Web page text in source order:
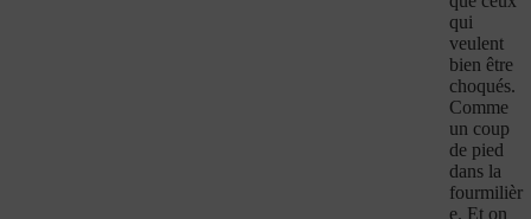
qui
veulent
bien être
choqués.
Comme
un coup
de pied
dans la
fourmilièr
e. Et on